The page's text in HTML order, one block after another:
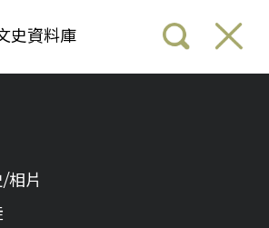
史資料庫
相片